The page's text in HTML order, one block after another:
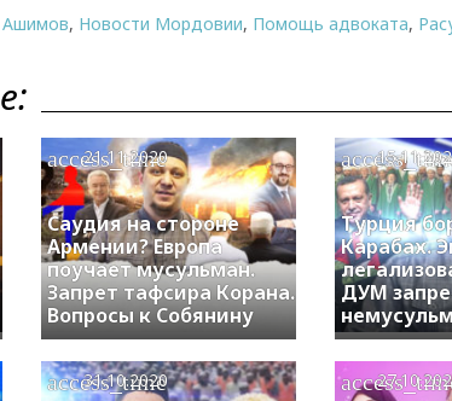
, Новости Мордовии, Помощь адвоката,
Саудия на стороне
Армении? Европа
поучает мусульман.
Запрет тафсира Корана.
Вопросы к Собянину
access_time
21.11.2020
Турция
Карабах.
ДУМ
access_time
31.10.2020